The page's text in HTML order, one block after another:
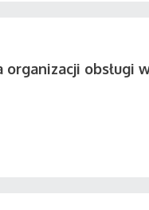
organizacji obsługi